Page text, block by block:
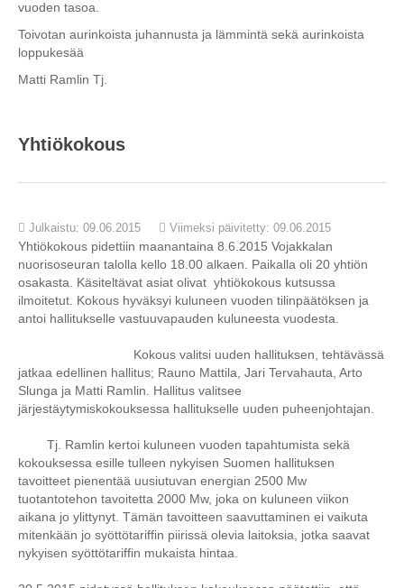
vuoden tasoa.
Toivotan aurinkoista juhannusta ja lämmintä sekä aurinkoista
loppukesää
Matti Ramlin Tj.
Yhtiökokous
Julkaistu: 09.06.2015 Viimeksi päivitetty: 09.06.2015
Yhtiökokous pidettiin maanantaina 8.6.2015 Vojakkalan
nuorisoseuran talolla kello 18.00 alkaen. Paikalla oli 20 yhtiön
osakasta. Käsiteltävat asiat olivat yhtiökokous kutsussa
ilmoitetut. Kokous hyväksyi kuluneen vuoden tilinpäätöksen ja
antoi hallitukselle vastuuvapauden kuluneesta vuodesta.
Kokous valitsi uuden hallituksen, tehtävässä
jatkaa edellinen hallitus; Rauno Mattila, Jari Tervahauta, Arto
Slunga ja Matti Ramlin. Hallitus valitsee
järjestäytymiskokouksessa hallitukselle uuden puheenjohtajan.
Tj. Ramlin kertoi kuluneen vuoden tapahtumista sekä
kokouksessa esille tulleen nykyisen Suomen hallituksen
tavoitteet pienentää uusiutuvan energian 2500 Mw
tuotantotehon tavoitetta 2000 Mw, joka on kuluneen viikon
aikana jo ylittynyt. Tämän tavoitteen saavuttaminen ei vaikuta
mitenkään jo syöttötariffin piirissä olevia laitoksia, jotka saavat
nykyisen syöttötariffin mukaista hintaa.